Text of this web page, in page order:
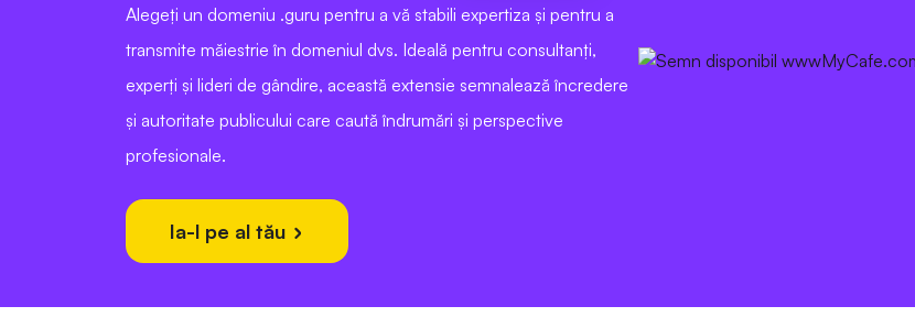
Alegeți un domeniu .guru pentru a vă stabili expertiza și pentru a
transmite măiestrie în domeniul dvs. Ideală pentru consultanți,
experți și lideri de gândire, această extensie semnalează încredere
și autoritate publicului care caută îndrumări și perspective
profesionale.
Ia-l pe al tău